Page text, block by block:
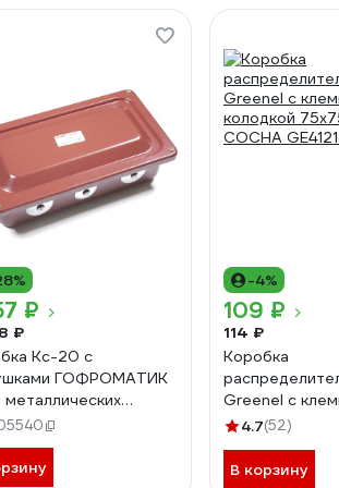
₽
₽
Кс-20 с
ГОФРОМАТИК
zeta30329
-4%
109 ₽
114 ₽
Коробка
Greenel с
колодкой
4.7(52)
В корзину